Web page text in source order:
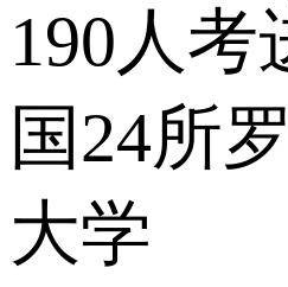
190人考
国24所
大学